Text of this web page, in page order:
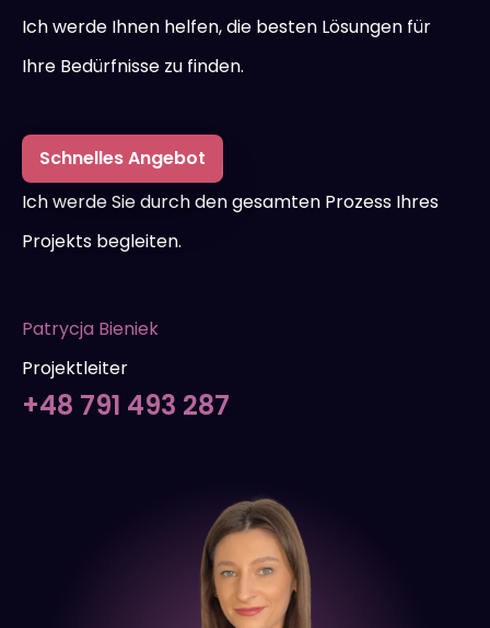
Ich werde Ihnen helfen, die besten Lösungen für
Ihre Bedürfnisse zu finden.
Schnelles Angebot
Ich werde Sie durch den gesamten Prozess Ihres
Projekts begleiten.
Patrycja Bieniek
Projektleiter
+48 791 493 287